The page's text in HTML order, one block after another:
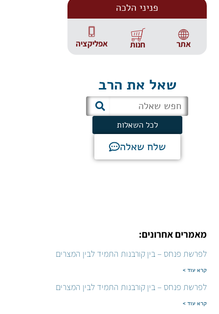
פניני הלכה
אתר חנות אפליקציה
שאל את הרב
לכל השאלות
שלח שאלה
מאמרים אחרונים:
לפרשת פנחס – בין קורבנות התמיד לבין המצרים
קרא עוד >
לפרשת פנחס – בין קורבנות התמיד לבין המצרים
קרא עוד >